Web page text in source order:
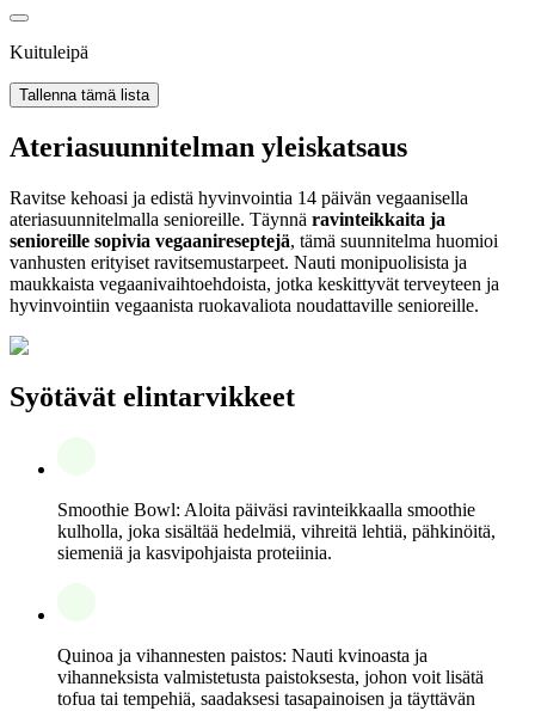
Kuituleipä
Tallenna tämä lista
Ateriasuunnitelman yleiskatsaus
Ravitse kehoasi ja edistä hyvinvointia 14 päivän vegaanisella
ateriasuunnitelmalla senioreille. Täynnä ravinteikkaita ja
senioreille sopivia vegaanireseptejä, tämä suunnitelma huomioi
vanhusten erityiset ravitsemustarpeet. Nauti monipuolisista ja
maukkaista vegaanivaihtoehdoista, jotka keskittyvät terveyteen ja
hyvinvointiin vegaanista ruokavaliota noudattaville senioreille.
Syötävät elintarvikkeet
Smoothie Bowl: Aloita päiväsi ravinteikkaalla smoothie
kulholla, joka sisältää hedelmiä, vihreitä lehtiä, pähkinöitä,
siemeniä ja kasvipohjaista proteiinia.
Quinoa ja vihannesten paistos: Nauti kvinoasta ja
vihanneksista valmistetusta paistoksesta, johon voit lisätä
tofua tai tempehiä, saadaksesi tasapainoisen ja täyttävän